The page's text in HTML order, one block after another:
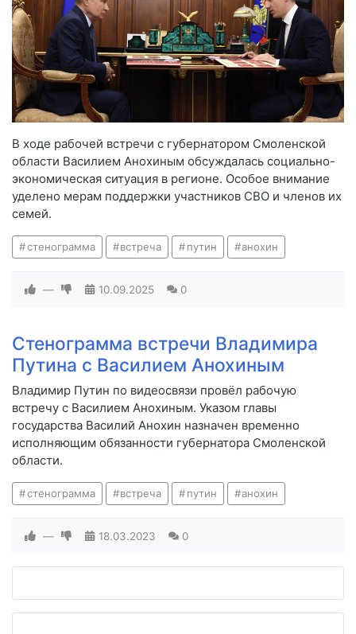
В ходе рабочей встречи с губернатором Смоленской
области Василием Анохиным обсуждалась социально-
экономическая ситуация в регионе. Особое внимание
уделено мерам поддержки участников СВО и членов их
семей.
стенограмма встреча путин анохин
— 10.09.2025 0
Стенограмма встречи Владимира
Путина с Василием Анохиным
Владимир Путин по видеосвязи провёл рабочую
встречу с Василием Анохиным. Указом главы
государства Василий Анохин назначен временно
исполняющим обязанности губернатора Смоленской
области.
стенограмма встреча путин анохин
— 18.03.2023 0